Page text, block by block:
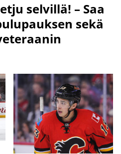
selvillä! – Saa
sekä